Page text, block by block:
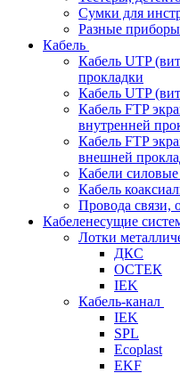
Сумки для
Разные
Кабель
Кабель UTP
прокладки
Кабель UTP
Кабель FTP
внутренней
Кабель FTP
внешней
Кабели силовые
Кабель
Провода связи,
Кабеленесущие
Лотки
ДКС
ОСТЕК
IEK
Кабель-канал
IEK
SPL
Ecoplast
EKF